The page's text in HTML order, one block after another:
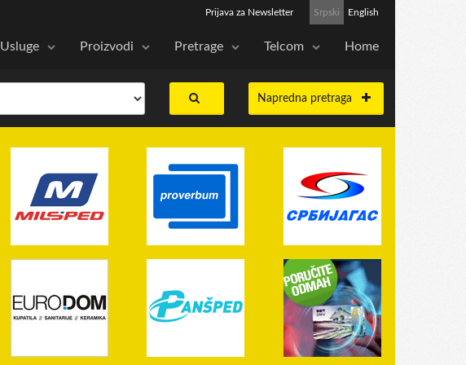
Srpski English
Prijava za Newsletter
Usluge Proizvodi Pretrage Telcom Home
Napredna pretraga